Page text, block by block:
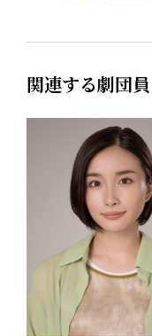
関連する劇団員